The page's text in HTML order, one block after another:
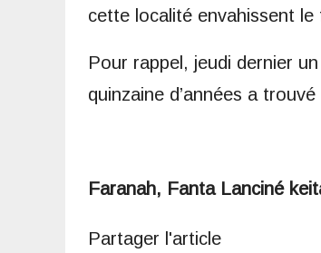
cette localité envahissent
Pour rappel, jeudi dernier
quinzaine d’années a
Faranah, Fanta Lanciné
Partager l'article